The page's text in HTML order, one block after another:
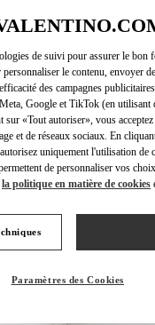
NOUVEAUTÉS
de suivi pour assurer le bon
le contenu, envoyer
des campagnes
Google et TikTok (en utilisant
«Tout autoriser», vous
et de réseaux sociaux. En
uniquement l'utilisation de
de personnaliser vos
la politique en matière de cookies
Paramètres des Cookies